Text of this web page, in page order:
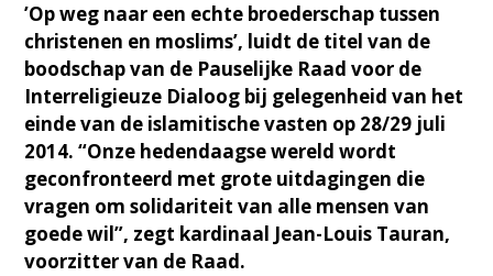
’Op weg naar een echte broederschap tussen
christenen en moslims’, luidt de titel van de
boodschap van de Pauselijke Raad voor de
Interreligieuze Dialoog bij gelegenheid van het
einde van de islamitische vasten op 28/29 juli
2014. “Onze hedendaagse wereld wordt
geconfronteerd met grote uitdagingen die
vragen om solidariteit van alle mensen van
goede wil”, zegt kardinaal Jean-Louis Tauran,
voorzitter van de Raad.